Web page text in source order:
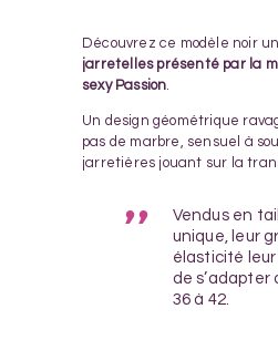
Découvrez ce modèle noir
jarretelles présenté par la
sexy Passion
Un design géométrique
pas de marbre, sensuel à
jarretières jouant sur la
Vendus en
unique, leur
élasticité
de s’adapter
36 à 42.